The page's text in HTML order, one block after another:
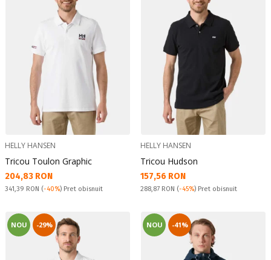
HELLY HANSEN
Tricou Toulon Graphic
Текуща цена:
204,83 RON
Pret obisnuit:
341,39 RON (-40%) Pret obisnuit
HELLY HANSEN
Tricou Hudson
Текуща цена:
157,56 RON
Pret obisnuit:
288,87 RON (-45%) Pret obisnuit
NOU -29% NOU -41%